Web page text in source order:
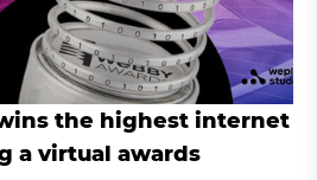
the highest internet
a virtual awards